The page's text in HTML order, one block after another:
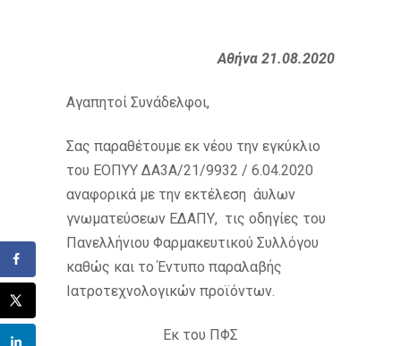
Αθήνα 21.08.2020
Αγαπητοί Συνάδελφοι,
Σας παραθέτουμε εκ νέου την εγκύκλιο
του ΕΟΠΥΥ ΔΑ3Α/21/9932 / 6.04.2020
αναφορικά με την εκτέλεση άυλων
γνωματεύσεων ΕΔΑΠΥ, τις οδηγίες του
Πανελλήνιου Φαρμακευτικού Συλλόγου
καθώς και το Έντυπο παραλαβής
Ιατροτεχνολογικών προϊόντων.
Εκ του ΠΦΣ